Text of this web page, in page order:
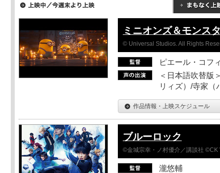
ミニオンズ＆モンス
© Universal Studios. All Rights
ピエール・コフ
＜日本語吹替版
リィズ）/寺家（
作品情報・上映スケジュール
ブルーロック
©金城宗幸・ノ村優介／講談社 ©CK
瀧悠輔